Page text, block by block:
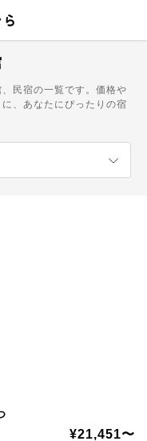
民宿の一覧です。価格や
、あなたにぴったりの宿
¥21,451〜